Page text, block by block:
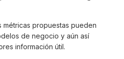
métricas propuestas pueden
de negocio y aún así
información útil.